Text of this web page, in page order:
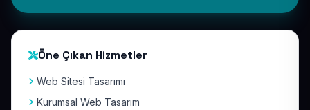
Öne Çıkan Hizmetler
Web Sitesi Tasarımı
Kurumsal Web Tasarım